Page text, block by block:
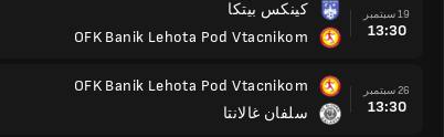
19 سبتمبر
13:30
كينكس بيتكا
OFK Banik Lehota Pod Vtacnikom
26 سبتمبر
13:30
OFK Banik Lehota Pod Vtacnikom
سلفان غالانتا